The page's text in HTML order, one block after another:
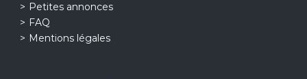
Petites annonces
FAQ
Mentions légales